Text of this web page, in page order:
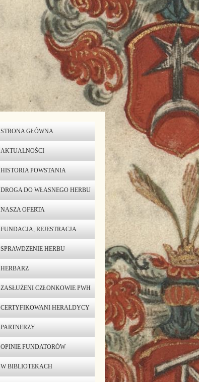
STRONA GŁÓWNA
AKTUALNOŚCI
HISTORIA POWSTANIA
DROGA DO WŁASNEGO HERBU
NASZA OFERTA
FUNDACJA, REJESTRACJA
SPRAWDZENIE HERBU
HERBARZ
ZASŁUŻENI CZŁONKOWIE PWH
CERTYFIKOWANI HERALDYCY
PARTNERZY
OPINIE FUNDATORÓW
W BIBLIOTEKACH